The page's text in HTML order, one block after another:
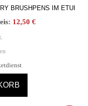
BRUSHPENS IM ETUI
12,50 €Aktueller